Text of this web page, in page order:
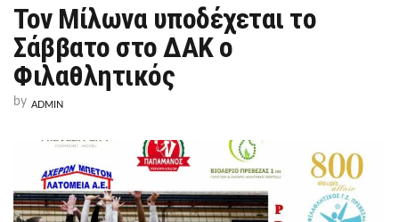
Τον Μίλωνα υποδέχεται το
Σάββατο στο ΔΑΚ ο
Φιλαθλητικός
by ADMIN